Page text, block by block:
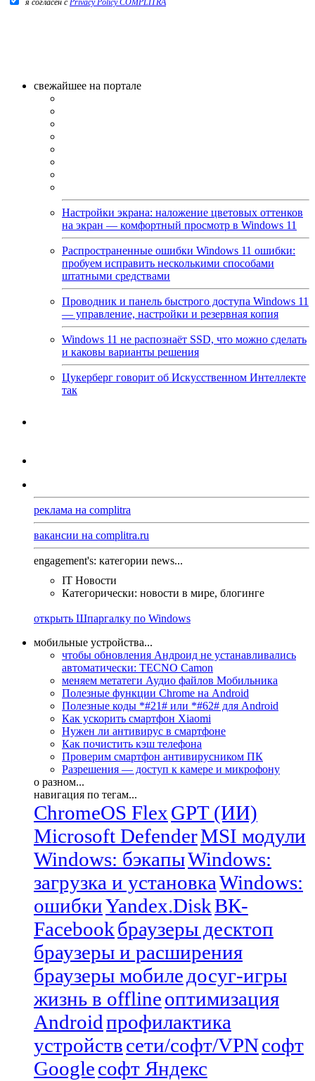
я согласен cPrivacy Policy COMPLITRA
свежайшее на портале
Настройки экрана: наложение цветовых оттенков
на экран — комфортный просмотр в Windows 11
Распространенные ошибки Windows 11 ошибки:
пробуем исправить несколькими способами
штатными средствами
Проводник и панель быстрого доступа Windows 11
— управление, настройки и резервная копия
Windows 11 не распознаёт SSD, что можно сделать
и каковы варианты решения
Цукерберг говорит об Искусственном Интеллекте
так
реклама на complitra
вакансии на complitra.ru
engagement's: категории news...
IT Новости
Категорически: новости в мире, блогинге
открыть Шпаргалку по Windows
мобильные устройства...
чтобы обновления Андроид не устанавливались
автоматически: TECNO Camon
меняем метатеги Аудио файлов Мобильника
Полезные функции Chrome на Android
Полезные коды *#21# или *#62# для Android
Как ускорить смартфон Xiaomi
Нужен ли антивирус в смартфоне
Как почистить кэш телефона
Проверим смартфон антивирусником ПК
Разрешения — доступ к камере и микрофону
о разном...
навигация по тегам...
ChromeOS FlexGPT (ИИ)
Microsoft DefenderMSI модули
Windows: бэкапыWindows:
загрузка и установкаWindows:
ошибкиYandex.DiskВК-
Facebookбраузеры десктоп
браузеры и расширения
браузеры мобиле досуг-игры
жизнь в offlineоптимизация
Androidпрофилактика
устройствсети/софт/VPNсофт
Googleсофт Яндекс